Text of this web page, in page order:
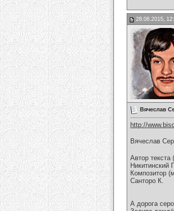
28.08.2015,
Вячеслав
http://
Вячеслав
Автор текста
Никитинский
Композитор
Санторо К.
А дорога